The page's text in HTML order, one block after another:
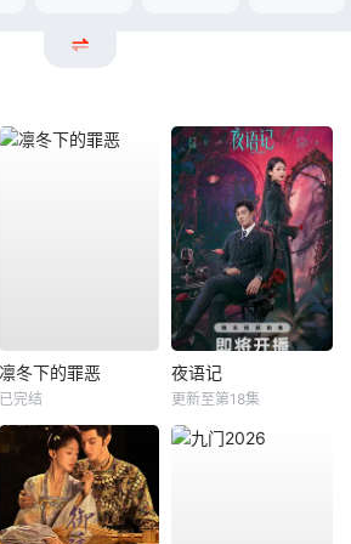
凛冬下的罪恶
已完结
夜语记
更新至第18集